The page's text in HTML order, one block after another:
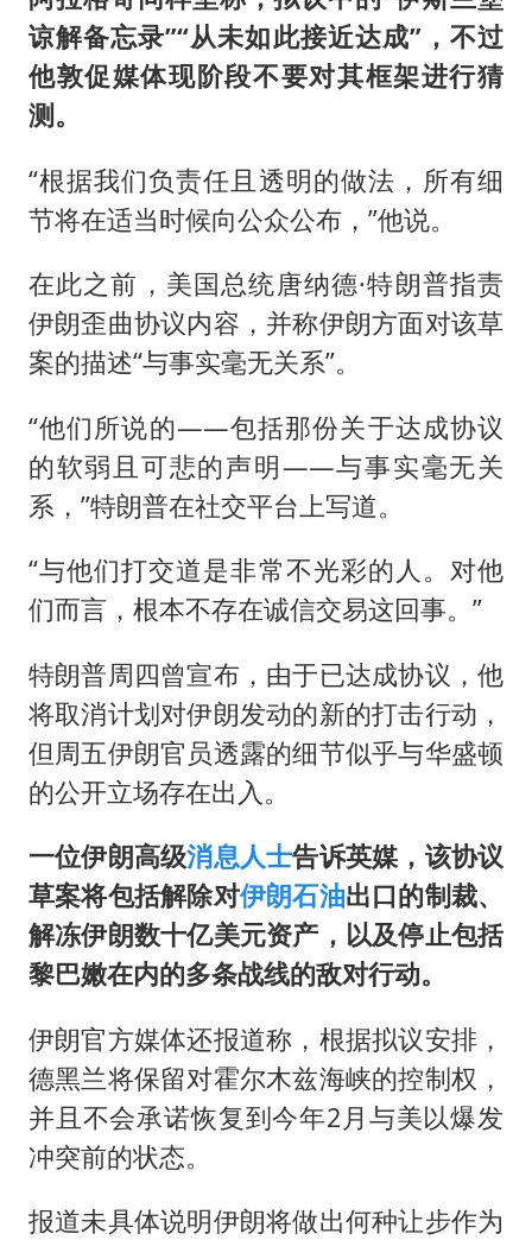
谅解备忘录”“从未如此接近达成”，不过
他敦促媒体现阶段不要对其框架进行猜
测。
“根据我们负责任且透明的做法，所有细
节将在适当时候向公众公布，”他说。
在此之前，美国总统唐纳德·特朗普指责
伊朗歪曲协议内容，并称伊朗方面对该草
案的描述“与事实毫无关系”。
“他们所说的——包括那份关于达成协议
的软弱且可悲的声明——与事实毫无关
系，”特朗普在社交平台上写道。
“与他们打交道是非常不光彩的人。对他
们而言，根本不存在诚信交易这回事。”
特朗普周四曾宣布，由于已达成协议，他
将取消计划对伊朗发动的新的打击行动，
但周五伊朗官员透露的细节似乎与华盛顿
的公开立场存在出入。
一位伊朗高级消息人士告诉英媒，该协议
草案将包括解除对伊朗石油出口的制裁、
解冻伊朗数十亿美元资产，以及停止包括
黎巴嫩在内的多条战线的敌对行动。
伊朗官方媒体还报道称，根据拟议安排，
德黑兰将保留对霍尔木兹海峡的控制权，
并且不会承诺恢复到今年2月与美以爆发
冲突前的状态。
报道未具体说明伊朗将做出何种让步作为